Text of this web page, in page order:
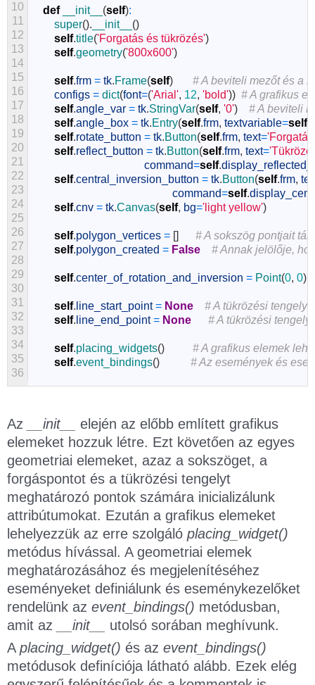
10
11
12
13
14
15
16
17
18
19
20
21
22
23
24
25
26
27
28
29
30
31
32
33
34
35
36
def __init__ (self):
super(). __init__ ()
self.title('Forgatás és tükrözés')
self.geometry('800x600')
self.frm = tk.Frame(self)
# A beviteli mezőt és a
configs = dict(font=('Arial', 12, 'bold')) # A grafikus
self.angle_var = tk.StringVar(self, '0')
# A beviteli
self.angle_box = tk.Entry(self.frm, textvariable=self
self.rotate_button = tk.Button(self.frm, text='Forgatás'
self.reflect_button = tk.Button(self.frm, text=
command=self.
self.central_inversion_button = tk.Button(self.frm,
command=self.
self.cnv = tk.Canvas(self, bg='light yellow')
self.polygon_vertices = []
# A sokszög pontjait
self.polygon_created = False # Annak jelölője,
self.center_of_rotation_and_inversion = Point(0, 0)
self. line_start_point = None
# A tükrözési
self. line_end_point = None # A tükrözési
self.placing_widgets()
# A grafikus elemek
self.event_bindings() # Az események és
Az __init__
elején az előbb említett grafikus
elemeket hozzuk létre. Ezt követően az egyes
geometriai elemeket, azaz a sokszöget, a
forgáspontot és a tükrözési tengelyt
meghatározó pontok számára inicializálunk
attribútumokat. Ezután a grafikus elemeket
lehelyezzük az erre szolgáló placing_widget()
metódus hívással. A geometriai elemek
meghatározásához és megjelenítéséhez
eseményeket definiálunk és eseménykezelőket
rendelünk az event_bindings() metódusban,
amit az
__init__
utolsó sorában meghívunk.
A placing_widget() és az event_bindings()
metódusok definíciója látható alább. Ezek elég